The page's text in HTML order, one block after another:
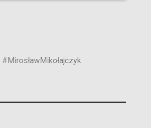
#MirosławMikołajczyk